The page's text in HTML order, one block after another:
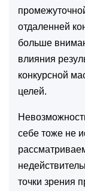
отдаленней
больше
влияния
конкурсной
целей.
себе тоже не
точки зрения